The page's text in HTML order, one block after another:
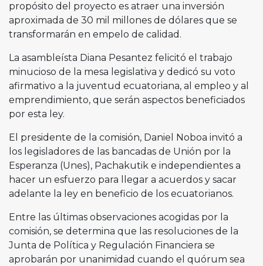
propósito del proyecto es atraer una inversión
aproximada de 30 mil millones de dólares que se
transformarán en empelo de calidad.
La asambleísta Diana Pesantez felicitó el trabajo
minucioso de la mesa legislativa y dedicó su voto
afirmativo a la juventud ecuatoriana, al empleo y al
emprendimiento, que serán aspectos beneficiados
por esta ley.
El presidente de la comisión, Daniel Noboa invitó a
los legisladores de las bancadas de Unión por la
Esperanza (Unes), Pachakutik e independientes a
hacer un esfuerzo para llegar a acuerdos y sacar
adelante la ley en beneficio de los ecuatorianos.
Entre las últimas observaciones acogidas por la
comisión, se determina que las resoluciones de la
Junta de Política y Regulación Financiera se
aprobarán por unanimidad cuando el quórum sea